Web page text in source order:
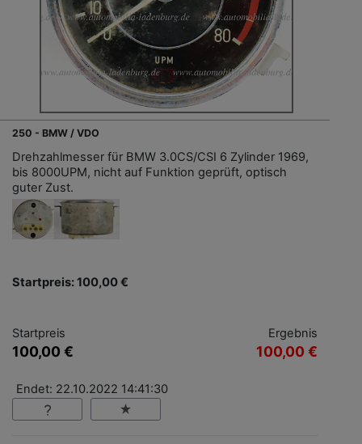
250 - BMW / VDO
Drehzahlmesser für BMW 3.0CS/CSI 6 Zylinder 1969,
bis 8000UPM, nicht auf Funktion geprüft, optisch
guter Zust.
Startpreis: 100,00 €
Startpreis
100,00 €
Ergebnis
100,00 €
Endet: 22.10.2022 14:41:30